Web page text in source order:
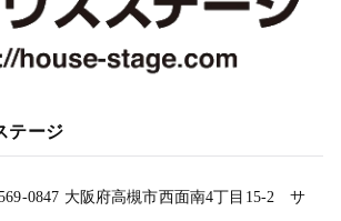
テージ
0847 大阪府高槻市西面南4丁目15-2 サ